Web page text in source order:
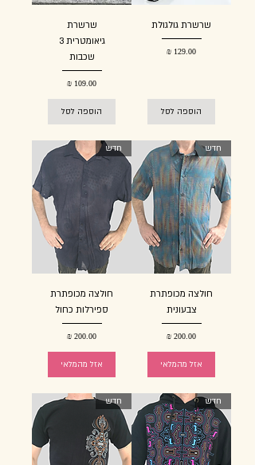
שרשרת גולגולת
מחיר
הוספה לסל
שרשרת
גיאומטרית 3
שכבות
מחיר
הוספה לסל
חדש
חולצה מכופתרת
צבעונית
מחיר
אזל מהמלאי
חדש
חולצה מכופתרת
ספירלות כחול
מחיר
אזל מהמלאי
חדש חדש